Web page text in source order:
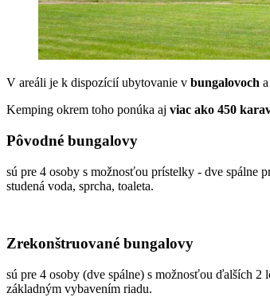
V areáli je k dispozícií ubytovanie v bungalovoch a
Kemping okrem toho ponúka aj viac ako 450
Pôvodné bungalovy
sú pre 4 osoby s možnosťou prístelky - dve spálne
studená voda, sprcha, toaleta.
Zrekonštruované bungalovy
sú pre 4 osoby (dve spálne) s možnosťou ďalších
základným vybavením riadu.